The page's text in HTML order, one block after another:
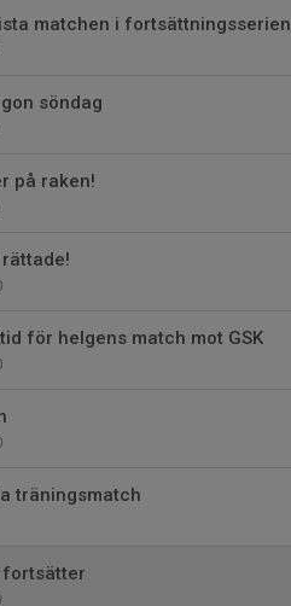
matchen i fortsättningsserien
söndag
på raken!
för helgens match mot GSK
träningsmatch
fortsätter